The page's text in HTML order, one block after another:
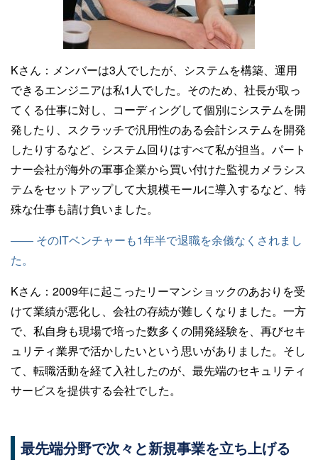
Kさん： メンバーは3人でしたが、システムを構築、運用
できるエンジニアは私1人でした。そのため、社長が取っ
てくる仕事に対し、コーディングして個別にシステムを開
発したり、スクラッチで汎用性のある会計システムを開発
したりするなど、システム回りはすべて私が担当。パート
ナー会社が海外の軍事企業から買い付けた監視カメラシス
テムをセットアップして大規模モールに導入するなど、特
殊な仕事も請け負いました。
—— そのITベンチャーも1年半で退職を余儀なくされまし
た。
Kさん： 2009年に起こったリーマンショックのあおりを受
けて業績が悪化し、会社の存続が難しくなりました。一方
で、私自身も現場で培った数多くの開発経験を、再びセキ
ュリティ業界で活かしたいという思いがありました。そし
て、転職活動を経て入社したのが、最先端のセキュリティ
サービスを提供する会社でした。
最先端分野で次々と新規事業を立ち上げる